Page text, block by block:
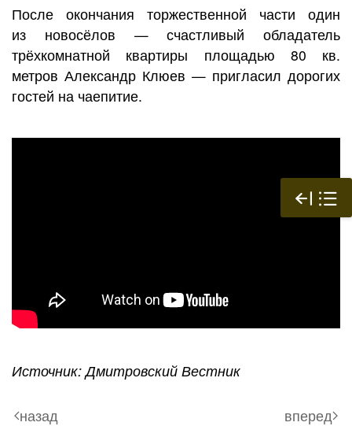
После окончания торжественной части один
из новосёлов — счастливый обладатель
трёхкомнатной квартиры площадью 80 кв.
метров Александр Клюев — пригласил дорогих
гостей на чаепитие.
Источник: Дмитровский Вестник
назад вперед